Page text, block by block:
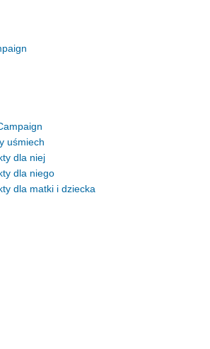
uśmiech
dla niej
dla niego
dla matki i dziecka